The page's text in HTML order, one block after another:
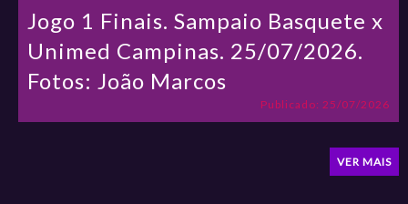
Jogo 1 Finais. Sampaio Basquete x
Unimed Campinas. 25/07/2026.
Fotos: João Marcos
Publicado: 25/07/2026
VER MAIS